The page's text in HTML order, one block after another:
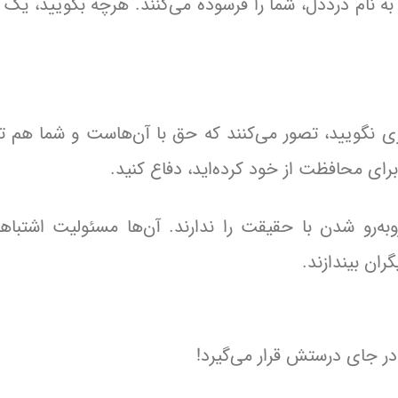
نگویید، تصور می‌کنند که حق با آن‌هاست و شما هم
محافظت از خود کرده‌اید، دفاع کنید.
شدن با حقیقت را ندارند. آن‌ها مسئولیت
بیندازند.
جای درستش قرار می‌گیرد!